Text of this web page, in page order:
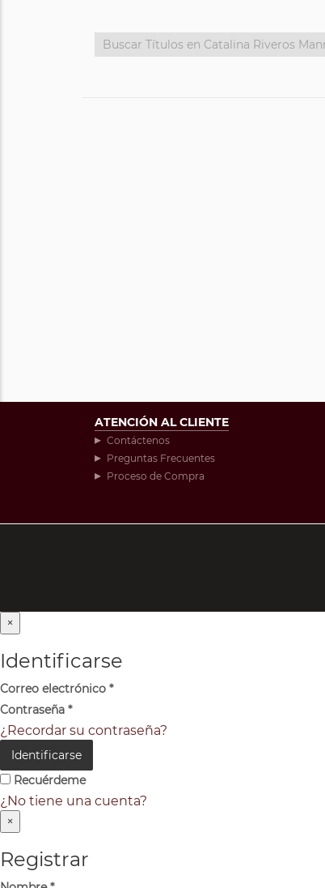
ATENCIÓN AL CLIENTE
Contáctenos
Preguntas Frecuentes
Proceso de Compra
×
Identificarse
Correo electrónico *
Contraseña *
¿Recordar su contraseña?
Identificarse
Recuérdeme
¿No tiene una cuenta?
×
Registrar